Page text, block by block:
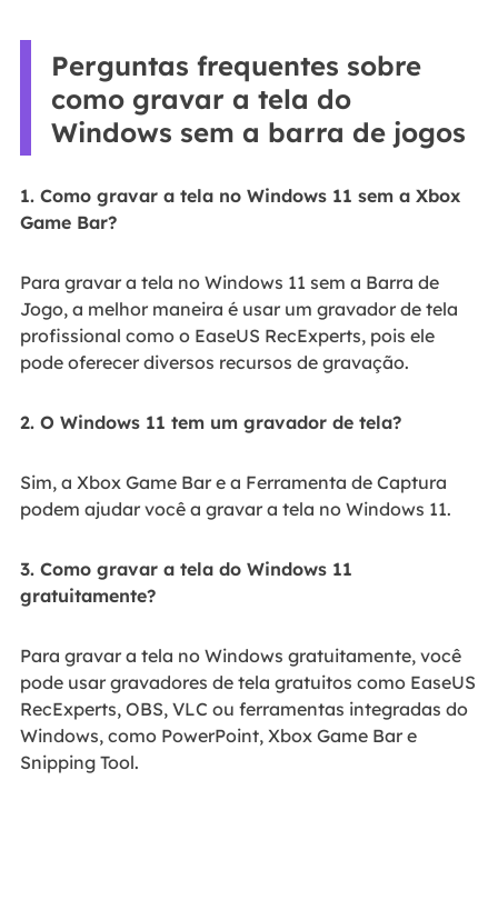
Perguntas frequentes sobre
como gravar a tela do
Windows sem a barra de jogos
1. Como gravar a tela no Windows 11 sem a Xbox
Game Bar?
Para gravar a tela no Windows 11 sem a Barra de
Jogo, a melhor maneira é usar um gravador de tela
profissional como o EaseUS RecExperts, pois ele
pode oferecer diversos recursos de gravação.
2. O Windows 11 tem um gravador de tela?
Sim, a Xbox Game Bar e a Ferramenta de Captura
podem ajudar você a gravar a tela no Windows 11.
3. Como gravar a tela do Windows 11
gratuitamente?
Para gravar a tela no Windows gratuitamente, você
pode usar gravadores de tela gratuitos como EaseUS
RecExperts, OBS, VLC ou ferramentas integradas do
Windows, como PowerPoint, Xbox Game Bar e
Snipping Tool.